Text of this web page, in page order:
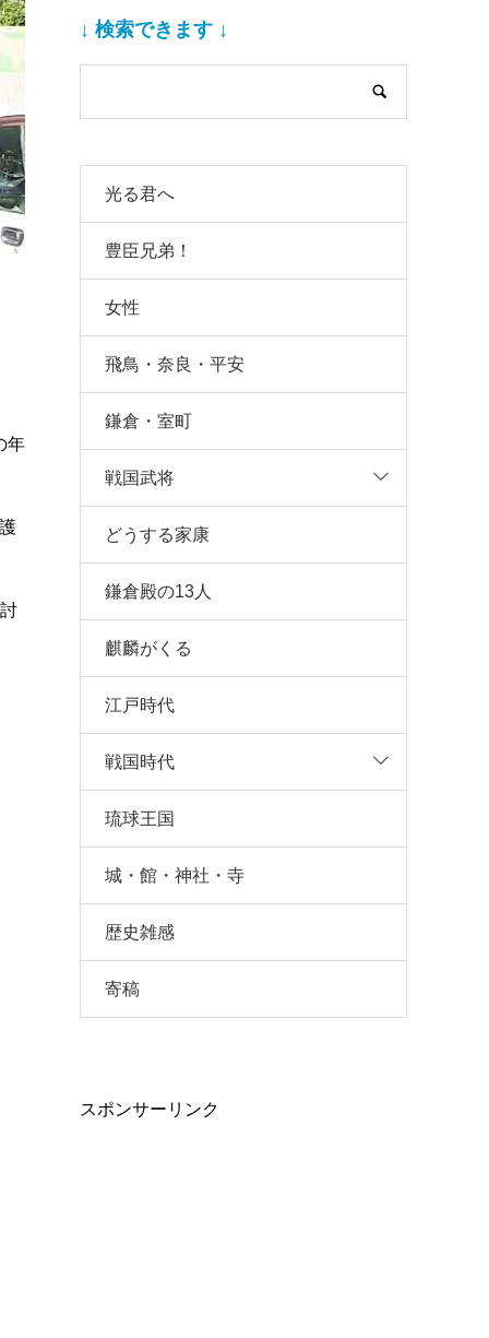
年
↓ 検索できます ↓
光る君へ
豊臣兄弟！
女性
飛鳥・奈良・平安
鎌倉・室町
戦国武将
どうする家康
鎌倉殿の13人
麒麟がくる
江戸時代
戦国時代
琉球王国
城・館・神社・寺
歴史雑感
寄稿
スポンサーリンク